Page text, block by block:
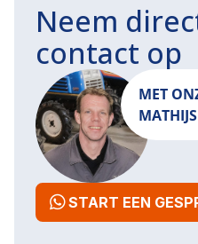
Neem
contact op
MET
MATHIJS
START EEN